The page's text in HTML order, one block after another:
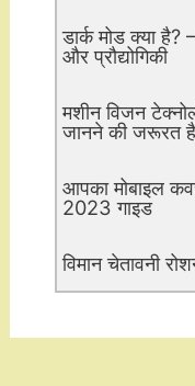
डार्क मोड क्या है? –
और प्रौद्योगिकी
मशीन विजन
जानने की जरूरत है
आपका मोबाइल
2023 गाइड
विमान चेतावनी